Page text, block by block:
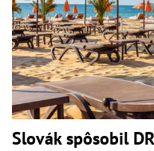
Slovák spôsobil